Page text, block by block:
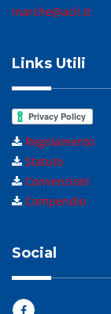
marche@acli.it
Links Utili
Regolamento
Statuto
Convenzioni
Compendio
Social